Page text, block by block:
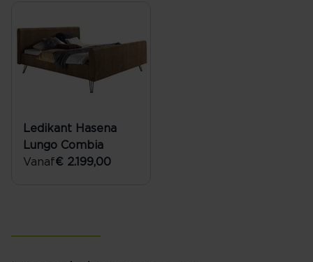
Ledikant Hasena
Lungo Combia
Vanaf€ 2.199,00